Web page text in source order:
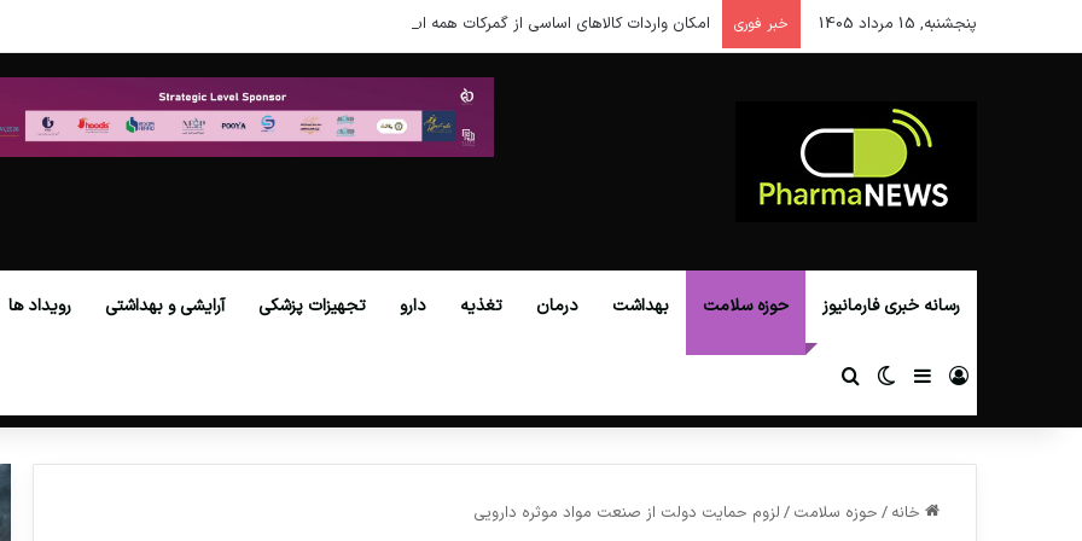
پنجشنبه, 15 مرداد 1405 خبر فوری امکان واردات کالاهای اساسی از گمرکات همه استان‌ها فراهم شد.
رسانه خبری فارمانیوز حوزه سلامت بهداشت درمان تغذیه دارو تجهیزات پزشکی آرایشی و بهداشتی رویداد ها
ورود سایدبارتغییر پوسته
خانه / حوزه سلامت / لزوم حمایت دولت از صنعت مواد موثره دارویی